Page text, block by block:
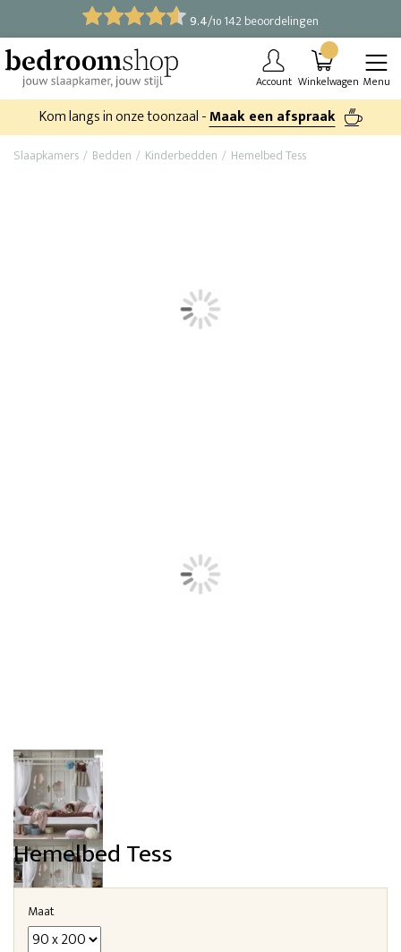
9.4/10 142 beoordelingen
Account Winkelwagen Menu
Kom langs in onze toonzaal -Maak een afspraak
Slaapkamers Bedden Kinderbedden Hemelbed Tess
Hemelbed Tess
Maat